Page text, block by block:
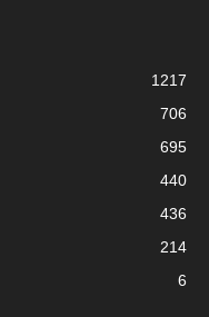
1217
706
695
440
436
214
6